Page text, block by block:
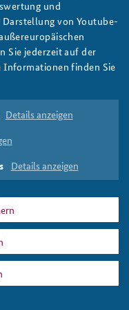
der BAKS
gestalten
Sonnenbrillen stehen
und blicken auf
FAQ
und
von Youtube-
Sie jederzeit auf der
Informationen finden Sie
Details anzeigen
Details anzeigen